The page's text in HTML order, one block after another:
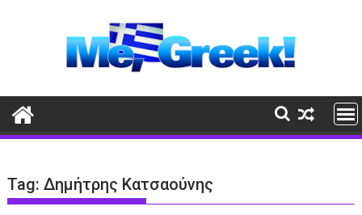
Tag:Δημήτρης Κατσαούνης